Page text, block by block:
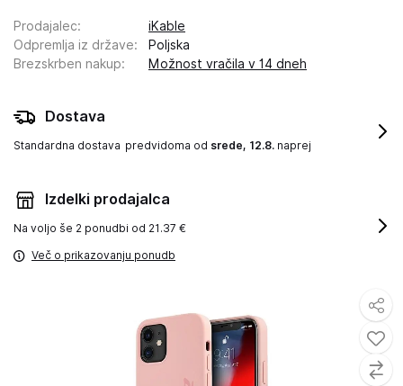
Prodajalec:
iKable
Odpremlja iz države:
Poljska
Brezskrben nakup: Možnost vračila v 14 dneh
Dostava
Standardna dostava predvidoma od srede, 12.8. naprej
Izdelki prodajalca
Na voljo še 2 ponudbi od 21.37 €
Več o prikazovanju ponudb